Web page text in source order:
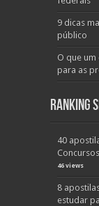
9 dicas
público
O que
para as
Ranking
40
46 views
8
estudar